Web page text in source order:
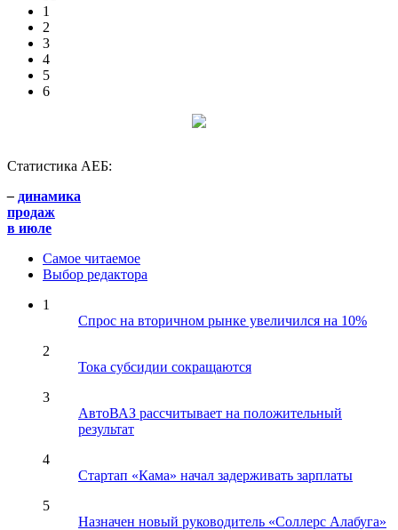
1
2
3
4
5
6
Статистика АЕБ:
– динамика
продаж
в июле
Самое читаемое
Выбор редактора
1
Спрос на вторичном рынке увеличился на 10%
2
Тока субсидии сокращаются
3
АвтоВАЗ рассчитывает на положительный
результат
4
Стартап «Кама» начал задерживать зарплаты
5
Назначен новый руководитель «Соллерс Алабуга»